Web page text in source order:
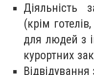
Діяльність
(крім
для людей з
курортних